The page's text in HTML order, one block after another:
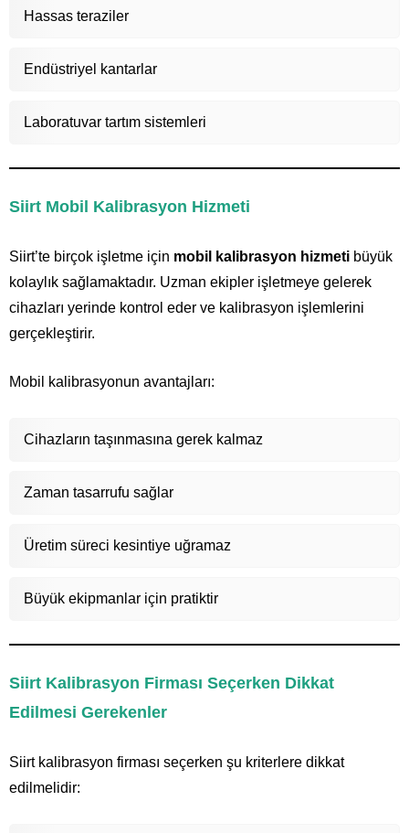
Hassas teraziler
Endüstriyel kantarlar
Laboratuvar tartım sistemleri
Siirt Mobil Kalibrasyon Hizmeti
Siirt’te birçok işletme için mobil kalibrasyon hizmeti büyük
kolaylık sağlamaktadır. Uzman ekipler işletmeye gelerek
cihazları yerinde kontrol eder ve kalibrasyon işlemlerini
gerçekleştirir.
Mobil kalibrasyonun avantajları:
Cihazların taşınmasına gerek kalmaz
Zaman tasarrufu sağlar
Üretim süreci kesintiye uğramaz
Büyük ekipmanlar için pratiktir
Siirt Kalibrasyon Firması Seçerken Dikkat
Edilmesi Gerekenler
Siirt kalibrasyon firması seçerken şu kriterlere dikkat
edilmelidir: